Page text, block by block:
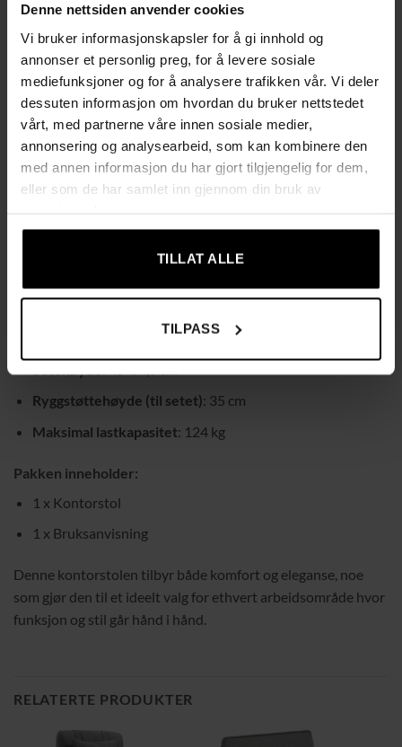
Denne nettsiden anvender cookies
Vi bruker informasjonskapsler for å gi innhold og
annonser et personlig preg, for å levere sosiale
mediefunksjoner og for å analysere trafikken vår. Vi deler
dessuten informasjon om hvordan du bruker nettstedet
vårt, med partnerne våre innen sosiale medier,
annonsering og analysearbeid, som kan kombinere den
med annen informasjon du har gjort tilgjengelig for dem,
eller som de har samlet inn gjennom din bruk av
TILLAT ALLE
TILPASS
Stolen er dekket med mykt fløyelstrekk som gir både en
behagelig følelse og et elegant uttrykk. Den er polstret med
høy tetthetsskum for maksimal komfort, selv under lange
arbeidsøkter. Den robuste basen med dreibare hjul sikrer høy
stabilitet og fleksibilitet, slik at du enkelt kan bevege deg
rundt arbeidsplassen din.
: 51B x 47D cm
Ryggstøttehøyde (til setet): 35 cm
Maksimal lastkapasitet: 124 kg
Pakken inneholder:
1 x Kontorstol
1 x Bruksanvisning
Denne kontorstolen tilbyr både komfort og eleganse, noe
som gjør den til et ideelt valg for ethvert arbeidsområde hvor
funksjon og stil går hånd i hånd.
RELATERTE PRODUKTER